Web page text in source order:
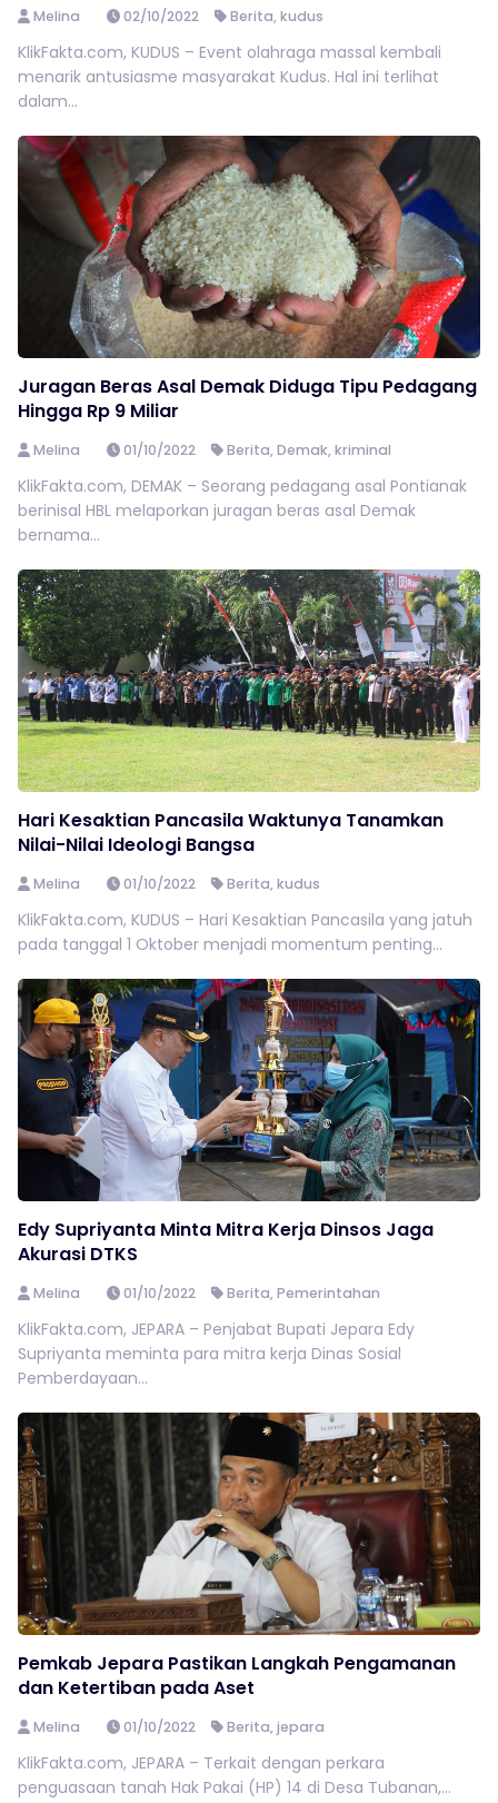
Melina 02/10/2022 Berita,kudus
KlikFakta.com, KUDUS – Event olahraga massal kembali
menarik antusiasme masyarakat Kudus. Hal ini terlihat
dalam...
Juragan Beras Asal Demak Diduga Tipu Pedagang
Hingga Rp 9 Miliar
Melina 01/10/2022 Berita,Demak,kriminal
KlikFakta.com, DEMAK – Seorang pedagang asal Pontianak
berinisal HBL melaporkan juragan beras asal Demak
bernama...
Hari Kesaktian Pancasila Waktunya Tanamkan
Nilai-Nilai Ideologi Bangsa
Melina 01/10/2022 Berita,kudus
KlikFakta.com, KUDUS – Hari Kesaktian Pancasila yang jatuh
pada tanggal 1 Oktober menjadi momentum penting...
Edy Supriyanta Minta Mitra Kerja Dinsos Jaga
Akurasi DTKS
Melina 01/10/2022 Berita,Pemerintahan
KlikFakta.com, JEPARA – Penjabat Bupati Jepara Edy
Supriyanta meminta para mitra kerja Dinas Sosial
Pemberdayaan...
Pemkab Jepara Pastikan Langkah Pengamanan
dan Ketertiban pada Aset
Melina 01/10/2022 Berita,jepara
KlikFakta.com, JEPARA – Terkait dengan perkara
penguasaan tanah Hak Pakai (HP) 14 di Desa Tubanan,...